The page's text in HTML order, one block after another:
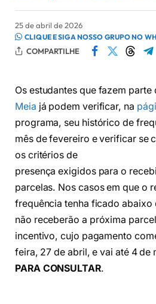
25 de abril de 2026
CLIQUE E SIGA NOSSO GRUPO NO
COMPARTILHE
Os estudantes que fazem parte
Meia já podem verificar, na
programa, seu histórico de
mês de fevereiro e verificar se
os critérios de
presença exigidos para o
parcelas. Nos casos em que o
frequência tenha ficado abaixo
não receberão a próxima
incentivo, cujo pagamento
feira, 27 de abril, e vai até 4 de
PARA CONSULTAR.